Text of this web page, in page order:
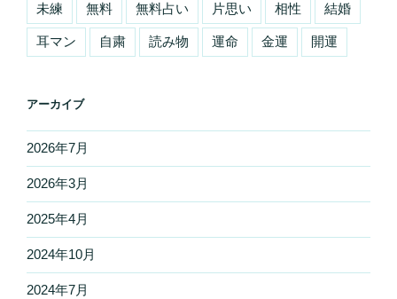
未練 無料 無料占い 片思い 相性 結婚
耳マン 自粛 読み物 運命 金運 開運
アーカイブ
2026年7月
2026年3月
2025年4月
2024年10月
2024年7月